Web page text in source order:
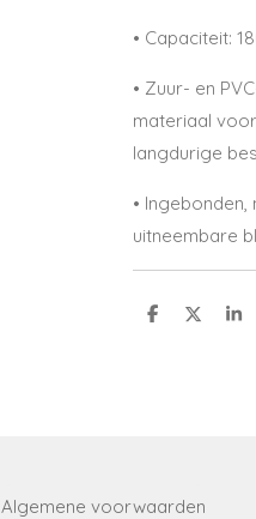
• Capaciteit:
• Zuur- en
materiaal voor
langdurige
• Ingebonden,
uitneembare
S
S
S
Algemene voorwaarden